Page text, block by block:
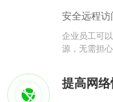
安全远程访
企业员工可
源，无需担心
提高网